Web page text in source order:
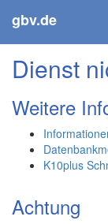
gbv.de
Dienst
Weitere
K10plus
Achtung